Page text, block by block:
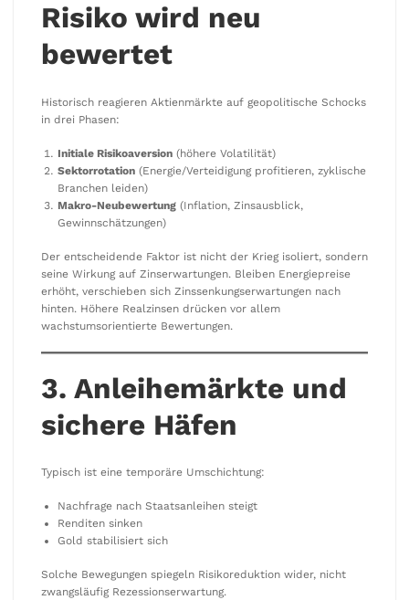
Risiko wird neu
bewertet
Historisch reagieren Aktienmärkte auf geopolitische Schocks
in drei Phasen:
Initiale Risikoaversion (höhere Volatilität)
Sektorrotation (Energie/Verteidigung profitieren, zyklische
Branchen leiden)
Makro-Neubewertung (Inflation, Zinsausblick,
Gewinnschätzungen)
Der entscheidende Faktor ist nicht der Krieg isoliert, sondern
seine Wirkung auf Zinserwartungen. Bleiben Energiepreise
erhöht, verschieben sich Zinssenkungserwartungen nach
hinten. Höhere Realzinsen drücken vor allem
wachstumsorientierte Bewertungen.
3. Anleihemärkte und
sichere Häfen
Typisch ist eine temporäre Umschichtung:
Nachfrage nach Staatsanleihen steigt
Renditen sinken
Gold stabilisiert sich
Solche Bewegungen spiegeln Risikoreduktion wider, nicht
zwangsläufig Rezessionserwartung.